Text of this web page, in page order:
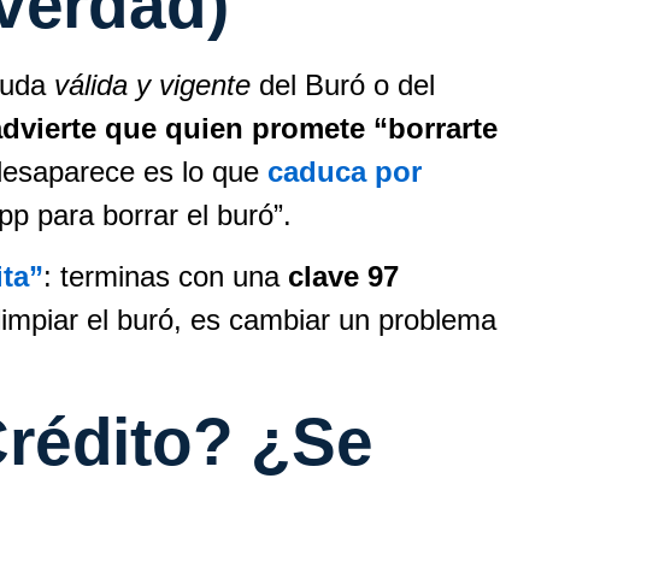
válida y vigente del Buró o del
que quien promete “borrarte
es lo que caduca por
para borrar el buró”.
: terminas con una clave 97
el buró, es cambiar un problema
¿Se